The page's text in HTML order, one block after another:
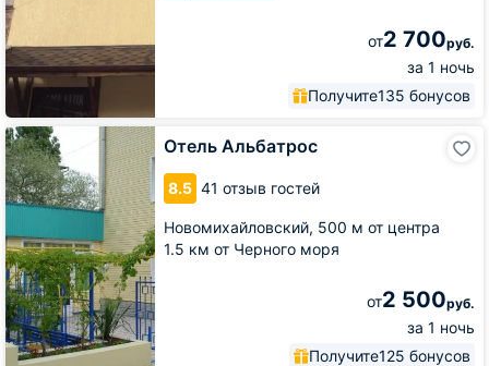
от2 700руб.
за 1 ночь
Получите135 бонусов
Отель Альбатрос
8.5 41 отзыв гостей
Новомихайловский, 500 м от центра
1.5 км от Черного моря
от2 500руб.
за 1 ночь
Получите125 бонусов
Отель
Альбатрос